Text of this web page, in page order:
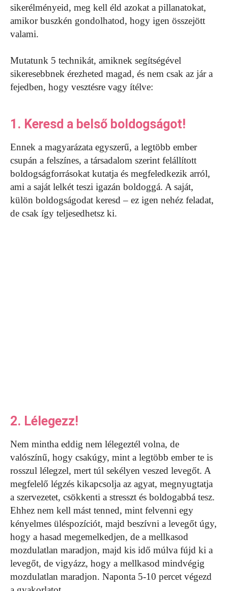
sikerélményeid, meg kell éld azokat a pillanatokat,
amikor buszkén gondolhatod, hogy igen összejött
valami.
Mutatunk 5 technikát, amiknek segítségével
sikeresebbnek érezheted magad, és nem csak az jár a
fejedben, hogy vesztésre vagy ítélve:
1. Keresd a belső boldogságot!
Ennek a magyarázata egyszerű, a legtöbb ember
csupán a felszínes, a társadalom szerint felállított
boldogságforrásokat kutatja és megfeledkezik arról,
ami a saját lelkét teszi igazán boldoggá. A saját,
külön boldogságodat keresd – ez igen nehéz feladat,
de csak így teljesedhetsz ki.
2. Lélegezz!
Nem mintha eddig nem lélegeztél volna, de
valószínű, hogy csakúgy, mint a legtöbb ember te is
rosszul lélegzel, mert túl sekélyen veszed levegőt. A
megfelelő légzés kikapcsolja az agyat, megnyugtatja
a szervezetet, csökkenti a stresszt és boldogabbá tesz.
Ehhez nem kell mást tenned, mint felvenni egy
kényelmes üléspozíciót, majd beszívni a levegőt úgy,
hogy a hasad megemelkedjen, de a mellkasod
mozdulatlan maradjon, majd kis idő múlva fújd ki a
levegőt, de vigyázz, hogy a mellkasod mindvégig
mozdulatlan maradjon. Naponta 5-10 percet végezd